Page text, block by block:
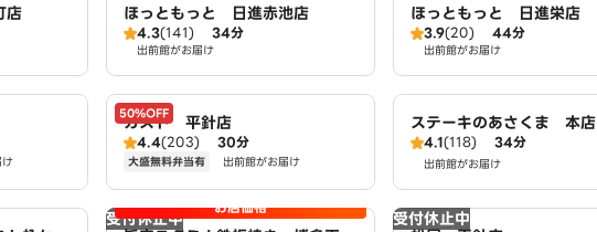
店 ほっともっと 日進赤池店
4.3(141) 34分
出前館がお届け
ほっともっと 日進栄店
3.9(20) 44分
出前館がお届け
50%OFF
ガスト 平針店
4.4(203) 30分
大盛無料弁当有 出前館がお届け
ステーキのあさくま 本店
4.1(118) 34分
出前館がお届け
受付休止中 お店価格 受付休止中